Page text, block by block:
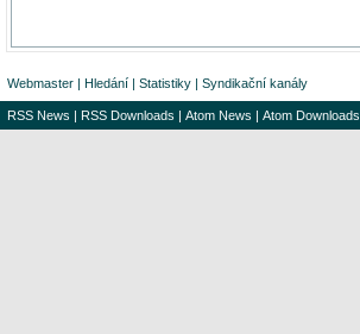
Webmaster | Hledání | Statistiky | Syndikační kanály
RSS News | RSS Downloads | Atom News | Atom Downloads